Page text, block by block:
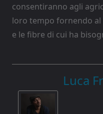
consentiranno agli
loro tempo fornendo
e le fibre di cui ha
Luca